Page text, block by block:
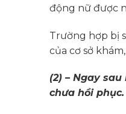
động nữ được
Trường hợp bị
của cơ sở
(2) – Ngay
chưa hồi phục.